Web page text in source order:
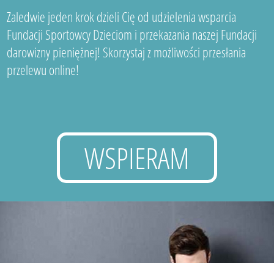
Zaledwie jeden krok dzieli Cię od udzielenia wsparcia
Fundacji Sportowcy Dzieciom i przekazania naszej Fundacji
darowizny pieniężnej! Skorzystaj z możliwości przesłania
przelewu online!
WSPIERAM